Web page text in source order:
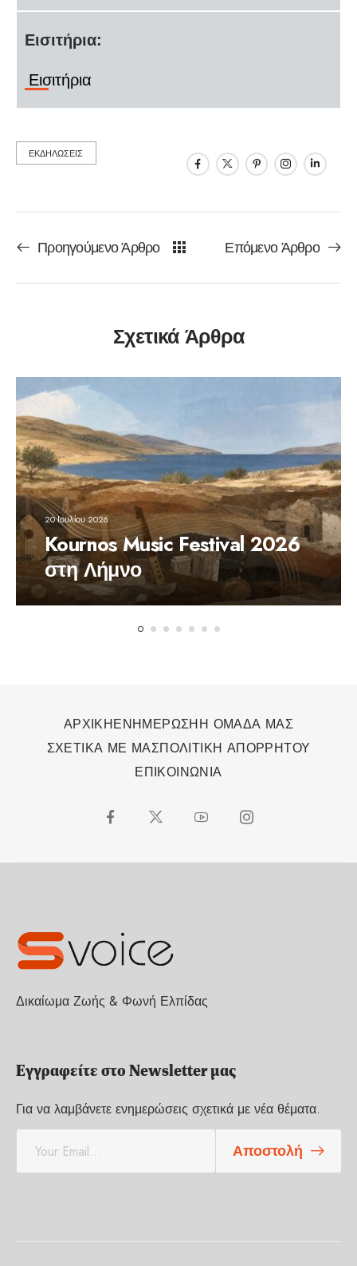
Εισιτήρια:
Εισιτήρια
ΕΚΔΗΛΩΣΕΙΣ
Προηγούμενο Άρθρο Επόμενο Άρθρο
Σχετικά Άρθρα
20 Ιουλίου 2026
Kournos Music Festival 2026
στη Λήμνο
ΑΡΧΙΚΗΕΝΗΜΕΡΩΣΗΗ ΟΜΑΔΑ ΜΑΣ
ΣΧΕΤΙΚΑ ΜΕ ΜΑΣΠΟΛΙΤΙΚΗ ΑΠΟΡΡΗΤΟΥ
ΕΠΙΚΟΙΝΩΝΙΑ
Δικαίωμα Ζωής & Φωνή Ελπίδας
Εγγραφείτε στο Newsletter μας
Για να λαμβάνετε ενημερώσεις σχετικά με νέα θέματα.
a
Αποστολή